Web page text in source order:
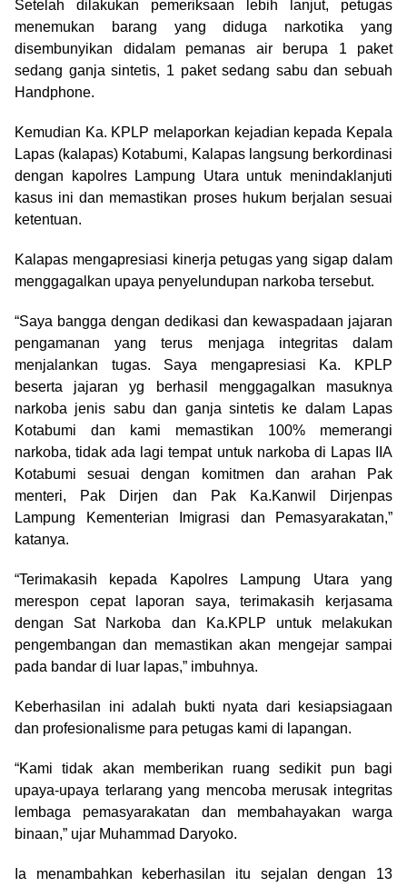
Setelah dilakukan pemeriksaan lebih lanjut, petugas
menemukan barang yang diduga narkotika yang
disembunyikan didalam pemanas air berupa 1 paket
sedang ganja sintetis, 1 paket sedang sabu dan sebuah
Handphone.
Kemudian Ka. KPLP melaporkan kejadian kepada Kepala
Lapas (kalapas) Kotabumi, Kalapas langsung berkordinasi
dengan kapolres Lampung Utara untuk menindaklanjuti
kasus ini dan memastikan proses hukum berjalan sesuai
ketentuan.
Kalapas mengapresiasi kinerja petugas yang sigap dalam
menggagalkan upaya penyelundupan narkoba tersebut.
“Saya bangga dengan dedikasi dan kewaspadaan jajaran
pengamanan yang terus menjaga integritas dalam
menjalankan tugas. Saya mengapresiasi Ka. KPLP
beserta jajaran yg berhasil menggagalkan masuknya
narkoba jenis sabu dan ganja sintetis ke dalam Lapas
Kotabumi dan kami memastikan 100% memerangi
narkoba, tidak ada lagi tempat untuk narkoba di Lapas IIA
Kotabumi sesuai dengan komitmen dan arahan Pak
menteri, Pak Dirjen dan Pak Ka.Kanwil Dirjenpas
Lampung Kementerian Imigrasi dan Pemasyarakatan,”
katanya.
“Terimakasih kepada Kapolres Lampung Utara yang
merespon cepat laporan saya, terimakasih kerjasama
dengan Sat Narkoba dan Ka.KPLP untuk melakukan
pengembangan dan memastikan akan mengejar sampai
pada bandar di luar lapas,” imbuhnya.
Keberhasilan ini adalah bukti nyata dari kesiapsiagaan
dan profesionalisme para petugas kami di lapangan.
“Kami tidak akan memberikan ruang sedikit pun bagi
upaya-upaya terlarang yang mencoba merusak integritas
lembaga pemasyarakatan dan membahayakan warga
binaan,” ujar Muhammad Daryoko.
Ia menambahkan keberhasilan itu sejalan dengan 13